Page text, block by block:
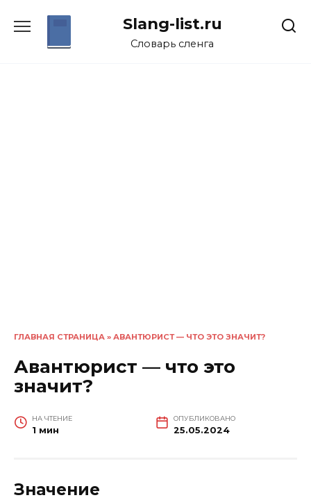
Slang-list.ru
Словарь сленга
ГЛАВНАЯ СТРАНИЦА » АВАНТЮРИСТ — ЧТО ЭТО ЗНАЧИТ?
Авантюрист — что это
значит?
НА ЧТЕНИЕ
1 мин
ОПУБЛИКОВАНО
25.05.2024
Значение